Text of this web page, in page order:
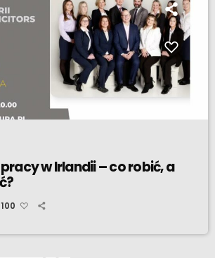
w Irlandii – co robić, a
100